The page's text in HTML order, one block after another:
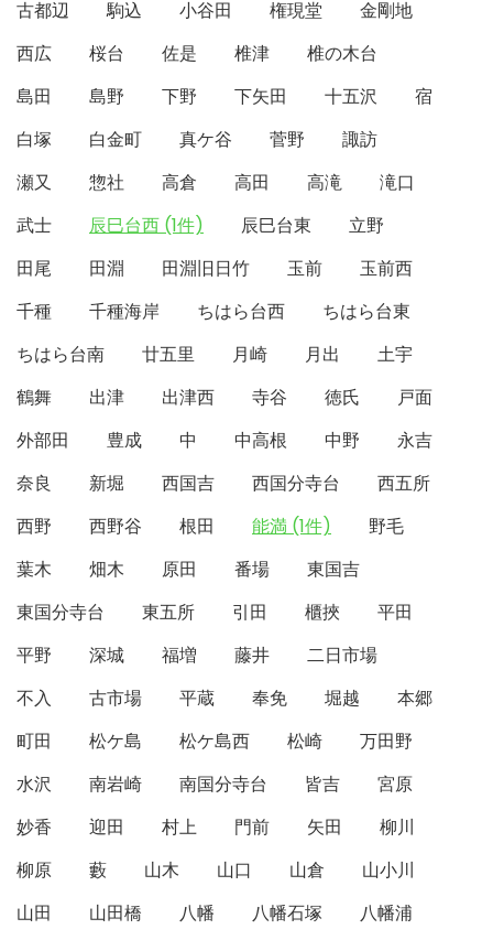
古都辺 駒込 小谷田 権現堂
金剛地
西広
桜台 佐是 椎津
椎の木台
島田
島野 下野 下矢田 十五沢
宿
白塚
白金町 真ケ谷 菅野
諏訪
瀬又
惣社 高倉 高田 高滝
滝口
武士
辰巳台西 (1件) 辰巳台東
立野
田尾
田淵 田淵旧日竹 玉前
玉前西
千種
千種海岸 ちはら台西
ちはら台東
ちはら台南
廿五里 月崎 月出
土宇
鶴舞
出津 出津西 寺谷 徳氏
戸面
外部田
豊成 中 中高根 中野
永吉
奈良
新堀 西国吉 西国分寺台
西五所
西野
西野谷 根田 能満 (1件)
野毛
葉木
畑木 原田 番場
東国吉
東国分寺台
東五所 引田 櫃挾
平田
平野
深城 福増 藤井
二日市場
不入
古市場 平蔵 奉免 堀越
本郷
町田
松ケ島 松ケ島西 松崎
万田野
水沢
南岩崎 南国分寺台 皆吉
宮原
妙香
迎田 村上 門前 矢田
柳川
柳原
藪 山木 山口 山倉
山小川
山田
山田橋 八幡 八幡石塚
八幡浦